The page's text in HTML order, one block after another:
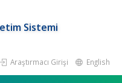
Sistemi
Araştırmacı Girişi English